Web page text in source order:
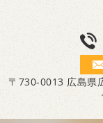
〒730-0013 広島県